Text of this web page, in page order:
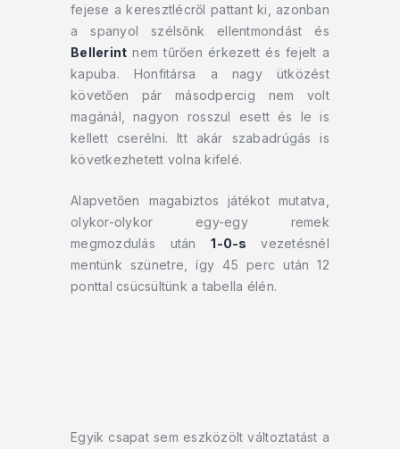
fejese a keresztlécről pattant ki, azonban
a spanyol szélsőnk ellentmondást és
Bellerint nem tűrően érkezett és fejelt a
kapuba. Honfitársa a nagy ütközést
követően pár másodpercig nem volt
magánál, nagyon rosszul esett és le is
kellett cserélni. Itt akár szabadrúgás is
következhetett volna kifelé.
Alapvetően magabiztos játékot mutatva,
olykor-olykor egy-egy remek
megmozdulás után1-0-svezetésnél
mentünk szünetre, így 45 perc után 12
ponttal csücsültünk a tabella élén.
Egyik csapat sem eszközölt változtatást a